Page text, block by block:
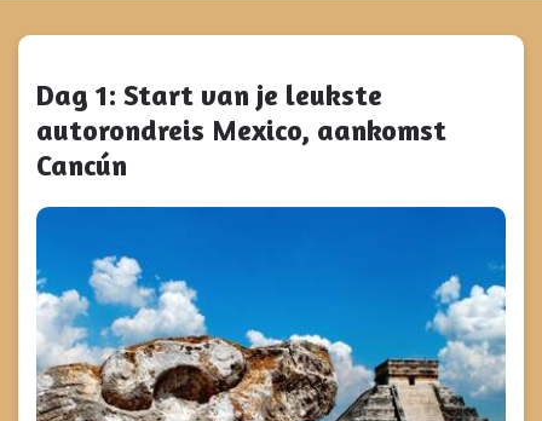
Dag 1: Start van je leukste
autorondreis Mexico, aankomst
Cancún